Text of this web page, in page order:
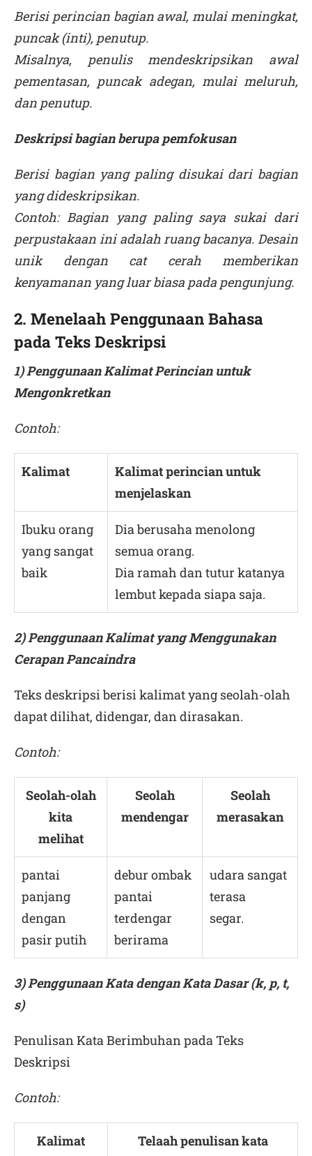
Berisi perincian bagian awal, mulai meningkat,
puncak (inti), penutup.
Misalnya, penulis mendeskripsikan awal
pementasan, puncak adegan, mulai meluruh,
dan penutup.
Deskripsi bagian berupa pemfokusan
Berisi bagian yang paling disukai dari bagian
yang dideskripsikan.
Contoh: Bagian yang paling saya sukai dari
perpustakaan ini adalah ruang bacanya. Desain
unik dengan cat cerah memberikan
kenyamanan yang luar biasa pada pengunjung.
2. Menelaah Penggunaan Bahasa
pada Teks Deskripsi
1) Penggunaan Kalimat Perincian untuk
Mengonkretkan
Contoh:
Kalimat
Kalimat perincian untuk
menjelaskan
Ibuku orang
yang sangat
baik
Dia berusaha menolong
semua orang.
Dia ramah dan tutur katanya
lembut kepada siapa saja.
2) Penggunaan Kalimat yang Menggunakan
Cerapan Pancaindra
Teks deskripsi berisi kalimat yang seolah-olah
dapat dilihat, didengar, dan dirasakan.
Contoh:
Seolah-olah
kita
melihat
Seolah
mendengar
Seolah
merasakan
pantai
panjang
dengan
pasir putih
debur ombak
pantai
terdengar
berirama
udara sangat
terasa
segar.
3) Penggunaan Kata dengan Kata Dasar (k, p, t,
s)
Penulisan Kata Berimbuhan pada Teks
Deskripsi
Contoh:
Kalimat Telaah penulisan kata